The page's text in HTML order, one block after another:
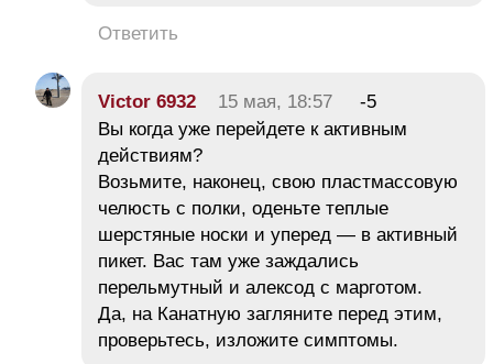
Ответить
Victor 6932 15 мая, 18:57
-5
Вы когда уже перейдете к активным
действиям?
Возьмите, наконец, свою пластмассовую
челюсть с полки, оденьте теплые
шерстяные носки и уперед — в активный
пикет. Вас там уже заждались
перельмутный и алексод с марготом.
Да, на Канатную загляните перед этим,
проверьтесь, изложите симптомы.